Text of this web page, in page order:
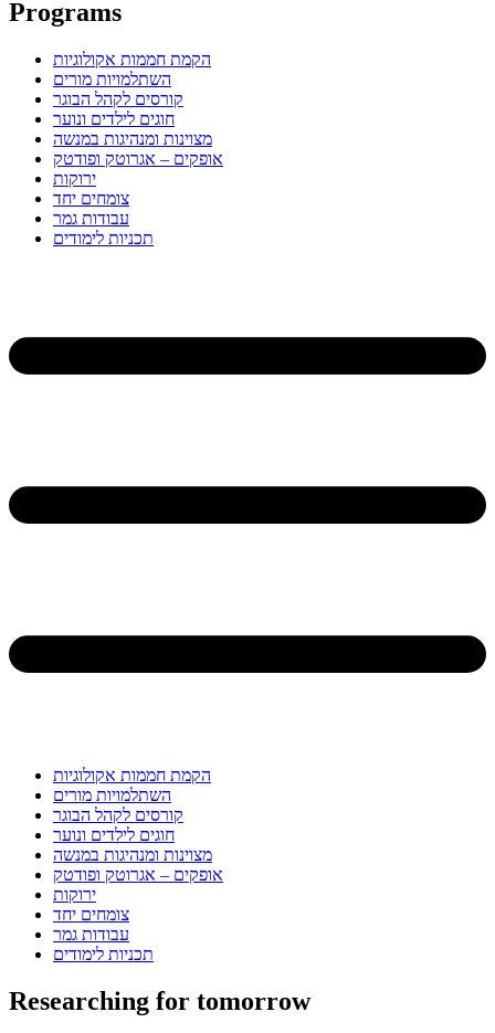
Programs
הקמת חממות אקולוגיות
השתלמויות מורים
קורסים לקהל הבוגר
חוגים לילדים ונוער
מצוינות ומנהיגות במנשה
אופקים – אגרוטק ופודטק
ירוקות
צומחים יחד
עבודות גמר
תכניות לימודים
הקמת חממות אקולוגיות
השתלמויות מורים
קורסים לקהל הבוגר
חוגים לילדים ונוער
מצוינות ומנהיגות במנשה
אופקים – אגרוטק ופודטק
ירוקות
צומחים יחד
עבודות גמר
תכניות לימודים
Researching for tomorrow